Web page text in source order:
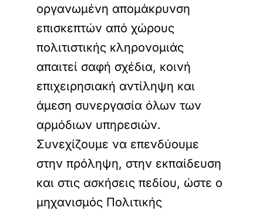
οργανωμένη απομάκρυνση
επισκεπτών από χώρους
πολιτιστικής κληρονομιάς
απαιτεί σαφή σχέδια, κοινή
επιχειρησιακή αντίληψη και
άμεση συνεργασία όλων των
αρμόδιων υπηρεσιών.
Συνεχίζουμε να επενδύουμε
στην πρόληψη, στην εκπαίδευση
και στις ασκήσεις πεδίου, ώστε ο
μηχανισμός Πολιτικής